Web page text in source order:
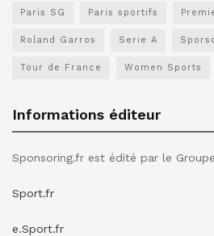
Paris SG Paris sportifs
Roland Garros Serie A
Tour de France Women Sports
Informations éditeur
Sponsoring.fr est édité par le Groupe
Sport.fr
e.Sport.fr